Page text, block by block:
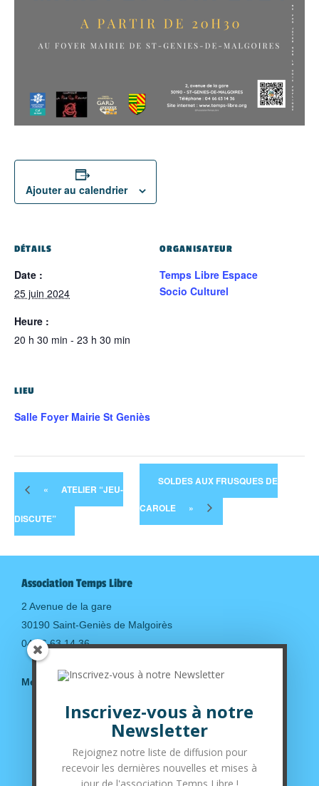
Ajouter au calendrier
DÉTAILS
Date :
25 juin 2024
Heure :
20 h 30 min - 23 h 30 min
ORGANISATEUR
Temps Libre Espace
Socio Culturel
LIEU
Salle Foyer Mairie St Geniès
« ATELIER “JEU-
DISCUTE”
SOLDES AUX FRUSQUES DE
CAROLE »
Association Temps Libre
2 Avenue de la gare
30190 Saint-Geniès de Malgoirès
04.66.63.14.36
Mentions légales
Suivez-nous sur nos réseaux sociaux
Inscrivez-vous à notre
Newsletter
Rejoignez notre liste de diffusion pour
recevoir les dernières nouvelles et mises à